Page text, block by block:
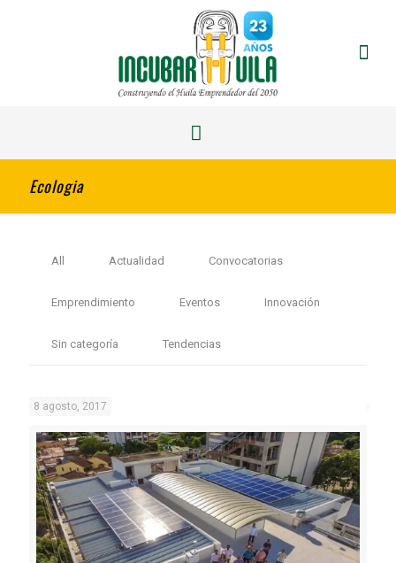
Ecologia
All Actualidad Convocatorias
Emprendimiento Eventos Innovación
Sin categoría Tendencias
8 agosto, 2017